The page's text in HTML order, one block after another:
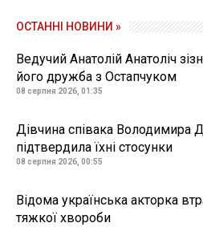
ОСТАННІ НОВИНИ »
Ведучий Анатолій Анатоліч
його дружба з Остапчуком
08 серпня 2026, 01:35
Дівчина співака Володимира
підтвердила їхні стосунки
08 серпня 2026, 00:55
Відома українська акторка
тяжкої хвороби